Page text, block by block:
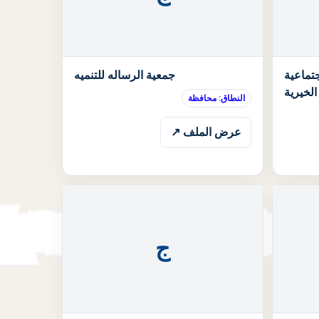
الخيرية
جمعية الرساله للتنميه
النطاق: محافظة
عرض الملف ↗
ج